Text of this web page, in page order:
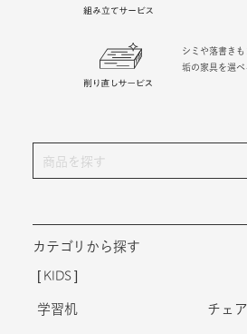
シミや落書き
垢の家具を選べ
カテゴリから探す
KIDS
学習机 チェア